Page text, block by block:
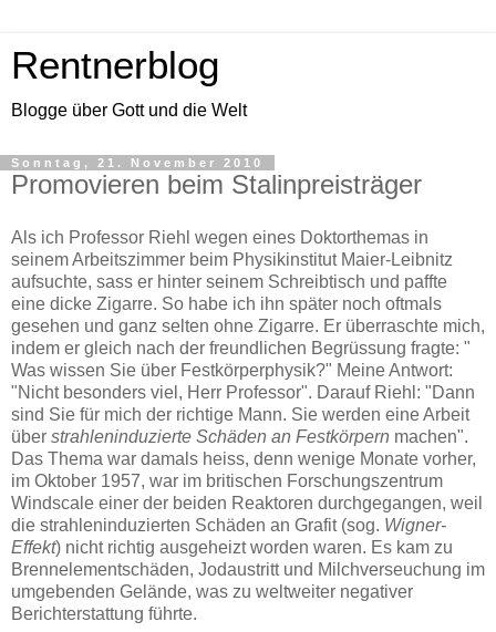
Rentnerblog
Blogge über Gott und die Welt
Sonntag, 21. November 2010
Promovieren beim Stalinpreisträger
Als ich Professor Riehl wegen eines Doktorthemas in
seinem Arbeitszimmer beim Physikinstitut Maier-Leibnitz
aufsuchte, sass er hinter seinem Schreibtisch und paffte
eine dicke Zigarre. So habe ich ihn später noch oftmals
gesehen und ganz selten ohne Zigarre. Er überraschte mich,
indem er gleich nach der freundlichen Begrüssung fragte: "
Was wissen Sie über Festkörperphysik?" Meine Antwort:
"Nicht besonders viel, Herr Professor". Darauf Riehl: "Dann
sind Sie für mich der richtige Mann. Sie werden eine Arbeit
über strahleninduzierte Schäden an Festkörpern machen".
Das Thema war damals heiss, denn wenige Monate vorher,
im Oktober 1957, war im britischen Forschungszentrum
Windscale einer der beiden Reaktoren durchgegangen, weil
die strahleninduzierten Schäden an Grafit (sog. Wigner-
Effekt) nicht richtig ausgeheizt worden waren. Es kam zu
Brennelementschäden, Jodaustritt und Milchverseuchung im
umgebenden Gelände, was zu weltweiter negativer
Berichterstattung führte.